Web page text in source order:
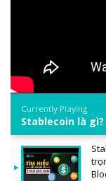
Currently Playing